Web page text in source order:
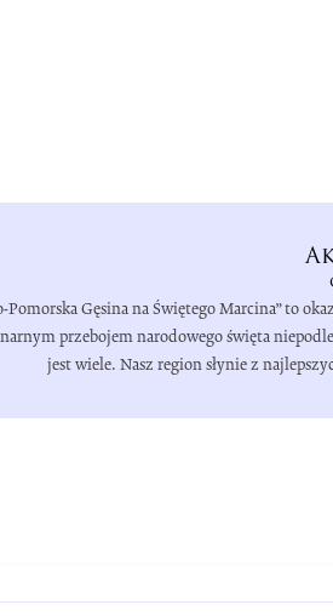
Pomorska Gęsina na Świętego Marcina” to
przebojem narodowego święta
jest wiele. Nasz region słynie z